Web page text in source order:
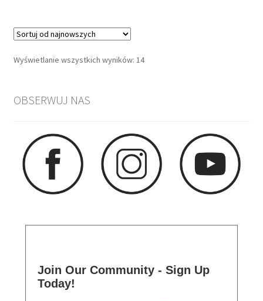
Wyświetlanie wszystkich wyników: 14
OBSERWUJ NAS
Join Our Community - Sign Up
Today!